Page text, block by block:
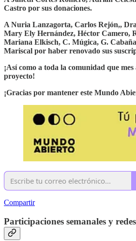
Castro por sus donaciones.
A Nuria Lanzagorta, Carlos Rejón,,
Mary Ely Hernández, Héctor Camero,
Mariana Elkisch, C. Múgica, G.
Mariscal por haber renovado sus
¡Así como a toda la comunidad que
proyecto!
¡Gracias por mantener este Mundo
Compartir
Participaciones semanales y